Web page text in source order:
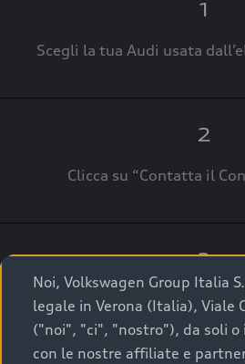
1
Scegli la tua Audi usata
2
Clicca su “Contatta il
3
A breve verrai ricontattato
Audi Center o direttamente
che ti supporterà per
Noi, Volkswagen Group Italia
legale in Verona (Italia), Viale
("noi", "ci", "nostro"), da soli o
con le nostre affiliate e